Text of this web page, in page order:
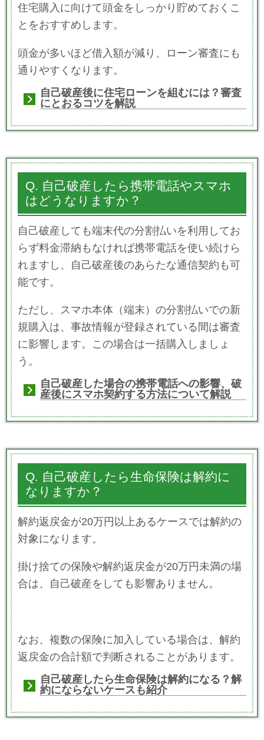
住宅購入に向けて頭金をしっかり貯めておくこ
とをおすすめします。
頭金が多いほど借入額が減り、ローン審査にも
通りやすくなります。
自己破産後に住宅ローンを組むには？審査
にとおるコツを解説
Q. 自己破産したら携帯電話やスマホ
はどうなりますか？
自己破産しても端末代の分割払いを利用してお
らず料金滞納もなければ携帯電話を使い続けら
れますし、自己破産後のあらたな通信契約も可
能です。
ただし、スマホ本体（端末）の分割払いでの新
規購入は、事故情報が登録されている間は審査
に影響します。この場合は一括購入しましょ
う。
自己破産した場合の携帯電話への影響、破
産後にスマホ契約する方法について解説
Q. 自己破産したら生命保険は解約に
なりますか？
解約返戻金が20万円以上あるケースでは解約の
対象になります。
掛け捨ての保険や解約返戻金が20万円未満の場
合は、自己破産をしても影響ありません。
なお、複数の保険に加入している場合は、解約
返戻金の合計額で判断されることがあります。
自己破産したら生命保険は解約になる？解
約にならないケースも紹介